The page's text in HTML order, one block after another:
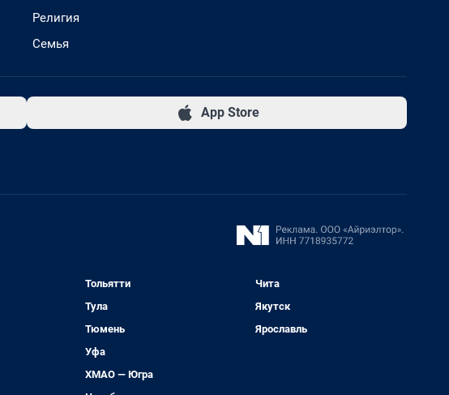
Религия
Семья
App Store
Тольятти
Тула
Тюмень
Уфа
ХМАО — Югра
Чита
Якутск
Ярославль